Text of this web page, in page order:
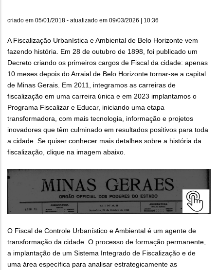
criado em 05/01/2018 - atualizado em 09/03/2026 | 10:36
A Fiscalização Urbanística e Ambiental de Belo Horizonte vem
fazendo história. Em 28 de outubro de 1898, foi publicado um
Decreto criando os primeiros cargos de Fiscal da cidade: apenas
10 meses depois do Arraial de Belo Horizonte tornar-se a capital
de Minas Gerais. Em 2011, integramos as carreiras de
fiscalização em uma carreira única e em 2023 implantamos o
Programa Fiscalizar e Educar, iniciando uma etapa
transformadora, com mais tecnologia, informação e projetos
inovadores que têm culminado em resultados positivos para toda
a cidade. Se quiser conhecer mais detalhes sobre a história da
fiscalização, clique na imagem abaixo.
O Fiscal de Controle Urbanístico e Ambiental é um agente de
transformação da cidade. O processo de formação permanente,
a implantação de um Sistema Integrado de Fiscalização e de
uma área específica para analisar estrategicamente as